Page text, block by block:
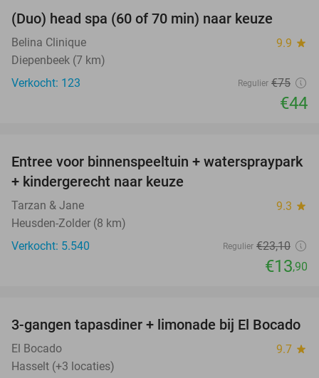
(Duo) head spa (60 of 70 min) naar keuze
Belina Clinique 9.9 star
Diepenbeek (7 km)
Verkocht: 123
Regulier €75
€44
40%
Entree voor binnenspeeltuin + waterspraypark
+ kindergerecht naar keuze
Tarzan & Jane 9.3 star
Heusden-Zolder (8 km)
Verkocht: 5.540
Regulier €23,10
€13,90
26%
3-gangen tapasdiner + limonade bij El Bocado
El Bocado 9.7 star
Hasselt (+3 locaties)